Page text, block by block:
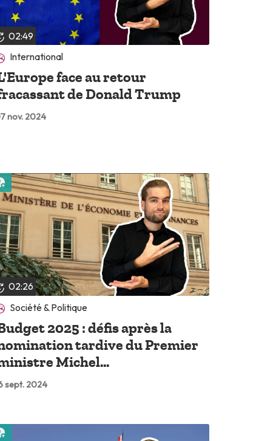
02:49
International
face au retour
de Donald Trump
nov. 2024
02:26
Société & Politique
2025 : défis après la
tardive du Premier
Michel...
sept. 2024
Lire plus tard